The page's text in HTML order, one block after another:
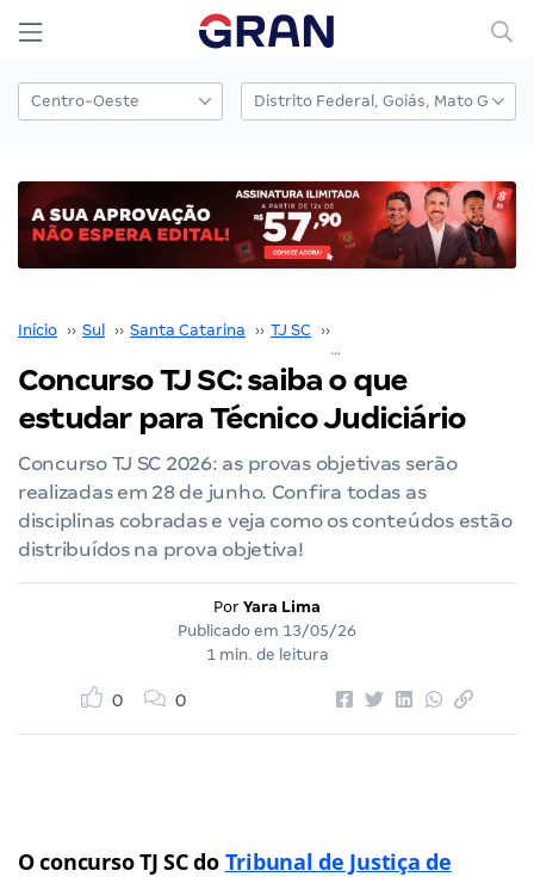
Início ›› Sul ›› Santa Catarina ›› TJ SC ››
Concurso TJ SC: saiba o que
estudar para Técnico Judiciário
Concurso TJ SC 2026: as provas objetivas serão
realizadas em 28 de junho. Confira todas as
disciplinas cobradas e veja como os conteúdos estão
distribuídos na prova objetiva!
Por Yara Lima
Publicado em 13/05/26
1 min. de leitura
0 0
O concurso TJ SC do Tribunal de Justiça de